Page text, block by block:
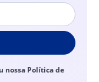
nossa Política de